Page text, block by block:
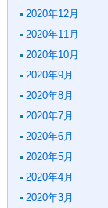
2020年12月
2020年11月
2020年10月
2020年9月
2020年8月
2020年7月
2020年6月
2020年5月
2020年4月
2020年3月